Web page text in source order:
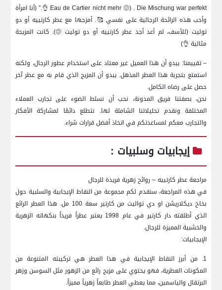
Eau de Cartier nicht mehr 🫤) .⁣ Die Mischung war⁢ perfekt 👌.” (أنا امرأة
وأحب هذه الرائحة ⁢الرجالية على نفسي 🥰. أمزجها مع عطر كارتييه أو دو
توليت (للأسف، لم أعد ⁤أجد عطر كارتييه أو دو توليت 🫤). كانت المزيجة
مثالية 👌)
– تقييمنا: ⁣يبدو أن هذا العميل غير معتاد على استخدام‌ عطور الرجال، ولكنه
استمتع بتجربة هذا العطر المذهل.‌ يبدو أن المزيج الذي قام ⁢به⁣ مع عطر آخر
حصل على رضاه الكامل.
نحن، بصفتنا فريق‌ المدونة، نحب أن نسلط الضوء ⁣على تجارب العملاء
المختلفة ونقدم تحليلاتنا الشاملة لها. نتطلع دائمًا لمشاركة الأفكار
والتجارب معكم لمساعدتكم في⁢ اتخاذ أفضل⁣ قرارات شراء.
إيجابيات وسلبيات :
مراجعة⁣ عطر كارتييه – روائح ​زهرية فريدة للرجال
في هذه المراجعة، سنقدم لكم مجموعة من⁣ النقاط​ الإيجابية والسلبية حول
بخاخ ديكلاريشن او دي ⁣تواليت من كارتير سعة ⁤100 مل. ⁣هذا العطر الرائع
الذي أطلقته ‌دار كارتير​ في​ عام ⁤1998 يعتبر عطراً ⁢فريداً بنكهاته الزهرية
والخشبية⁣ المميزة للرجال.
الإيجابيات:
1. من أبرز النقاط الإيجابية في هذا العطر هي تركيبته المتنوعة من⁣
المكونات العطرية، فهو يحتوي على مزيج رائع من الزهور مثل السوسن ⁣وزهر
البرتقال والياسمين، مما ⁣يعطي العطر طابعاً زهرياً مميزاً.